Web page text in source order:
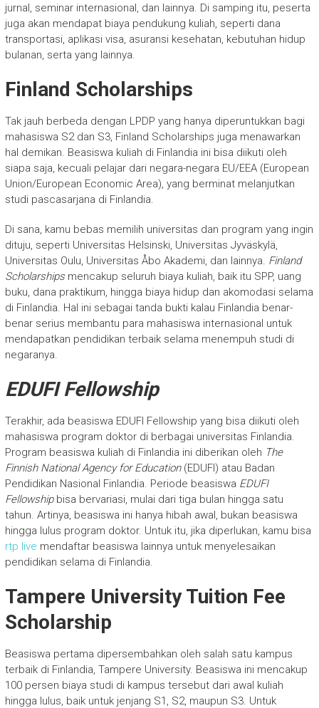
jurnal, seminar internasional, dan lainnya. Di samping itu, peserta
juga akan mendapat biaya pendukung kuliah, seperti dana
transportasi, aplikasi visa, asuransi kesehatan, kebutuhan hidup
bulanan, serta yang lainnya.
Finland Scholarships
Tak jauh berbeda dengan LPDP yang hanya diperuntukkan bagi
mahasiswa S2 dan S3, Finland Scholarships juga menawarkan
hal demikan. Beasiswa kuliah di Finlandia ini bisa diikuti oleh
siapa saja, kecuali pelajar dari negara-negara EU/EEA (European
Union/European Economic Area), yang berminat melanjutkan
studi pascasarjana di Finlandia.
Di sana, kamu bebas memilih universitas dan program yang ingin
dituju, seperti Universitas Helsinski, Universitas Jyväskylä,
Universitas Oulu, Universitas Åbo Akademi, dan lainnya. Finland
Scholarshipsmencakup seluruh biaya kuliah, baik itu SPP, uang
buku, dana praktikum, hingga biaya hidup dan akomodasi selama
di Finlandia. Hal ini sebagai tanda bukti kalau Finlandia benar-
benar serius membantu para mahasiswa internasional untuk
mendapatkan pendidikan terbaik selama menempuh studi di
negaranya.
EDUFI Fellowship
Terakhir, ada beasiswa EDUFI Fellowship yang bisa diikuti oleh
mahasiswa program doktor di berbagai universitas Finlandia.
Program beasiswa kuliah di Finlandia ini diberikan oleh The
Finnish National Agency for Education(EDUFI) atau Badan
Pendidikan Nasional Finlandia. Periode beasiswa EDUFI
Fellowshipbisa bervariasi, mulai dari tiga bulan hingga satu
tahun. Artinya, beasiswa ini hanya hibah awal, bukan beasiswa
hingga lulus program doktor. Untuk itu, jika diperlukan, kamu bisa
rtp live mendaftar beasiswa lainnya untuk menyelesaikan
pendidikan selama di Finlandia.
Tampere University Tuition Fee
Scholarship
Beasiswa pertama dipersembahkan oleh salah satu kampus
terbaik di Finlandia, Tampere University. Beasiswa ini mencakup
100 persen biaya studi di kampus tersebut dari awal kuliah
hingga lulus, baik untuk jenjang S1, S2, maupun S3. Untuk